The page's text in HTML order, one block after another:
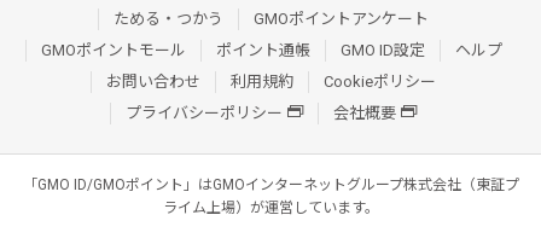
ためる・つかう
GMOポイントアンケート
GMOポイントモール
ポイント通帳 GMO ID設定
ヘルプ
お問い合わせ
利用規約
Cookieポリシー
プライバシーポリシー
会社概要
「GMO ID/GMOポイント」はGMOインターネットグループ株式会社（東証プ
ライム上場）が運営しています。